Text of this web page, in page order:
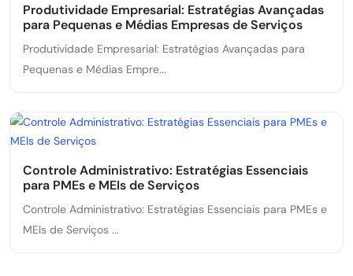
Produtividade Empresarial: Estratégias Avançadas
para Pequenas e Médias Empresas de Serviços
Produtividade Empresarial: Estratégias Avançadas para
Pequenas e Médias Empre...
Controle Administrativo: Estratégias Essenciais
para PMEs e MEIs de Serviços
Controle Administrativo: Estratégias Essenciais para PMEs e
MEIs de Serviços ...